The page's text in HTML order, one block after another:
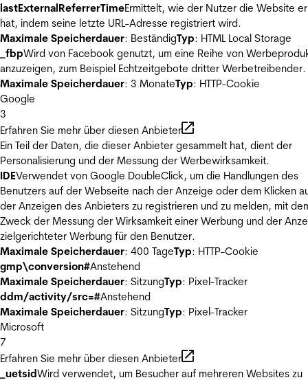
lastExternalReferrerTimeErmittelt, wie der Nutzer die Website
hat, indem seine letzte URL-Adresse registriert wird.
Maximale Speicherdauer: BeständigTyp: HTML Local Storage
_fbpWird von Facebook genutzt, um eine Reihe von
anzuzeigen, zum Beispiel Echtzeitgebote dritter Werbetreibender.
Maximale Speicherdauer: 3 MonateTyp: HTTP-Cookie
Google
3
Erfahren Sie mehr über diesen Anbieter
Ein Teil der Daten, die dieser Anbieter gesammelt hat, dient der
Personalisierung und der Messung der Werbewirksamkeit.
IDEVerwendet von Google DoubleClick, um die Handlungen des
Benutzers auf der Webseite nach der Anzeige oder dem Klicken
der Anzeigen des Anbieters zu registrieren und zu melden, mit
Zweck der Messung der Wirksamkeit einer Werbung und der
zielgerichteter Werbung für den Benutzer.
Maximale Speicherdauer: 400 TageTyp: HTTP-Cookie
gmp\conversion#Anstehend
Maximale Speicherdauer: SitzungTyp: Pixel-Tracker
ddm/activity/src=#Anstehend
Maximale Speicherdauer: SitzungTyp: Pixel-Tracker
Microsoft
7
Erfahren Sie mehr über diesen Anbieter
_uetsidWird verwendet, um Besucher auf mehreren Websites zu